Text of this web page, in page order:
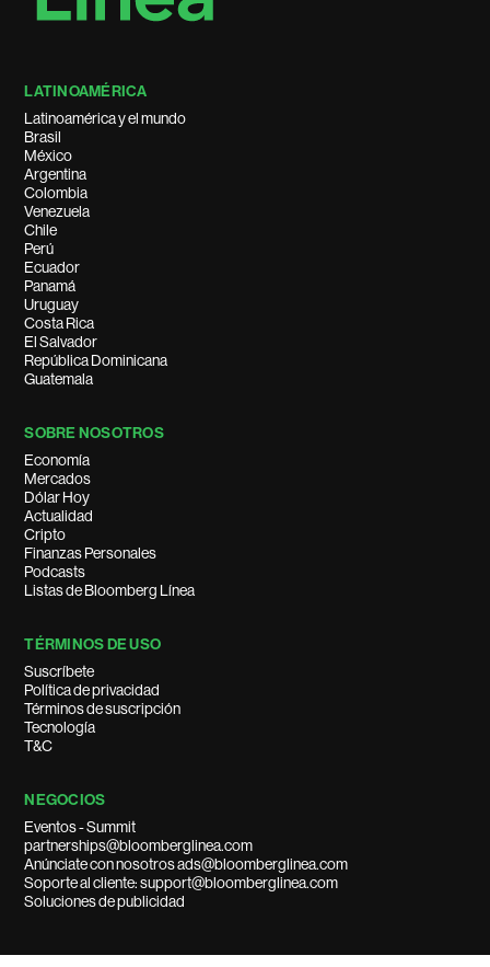
LATINOAMÉRICA
Latinoamérica y el mundo
Brasil
México
Argentina
Colombia
Venezuela
Chile
Perú
Ecuador
Panamá
Uruguay
Costa Rica
El Salvador
República Dominicana
Guatemala
SOBRE NOSOTROS
Economía
Mercados
Dólar Hoy
Actualidad
Cripto
Finanzas Personales
Podcasts
Listas de Bloomberg Línea
TÉRMINOS DE USO
Suscríbete
Política de privacidad
Términos de suscripción
Tecnología
T&C
NEGOCIOS
Eventos - Summit
partnerships@bloomberglinea.com
Anúnciate con nosotros ads@bloomberglinea.com
Soporte al cliente: support@bloomberglinea.com
Soluciones de publicidad